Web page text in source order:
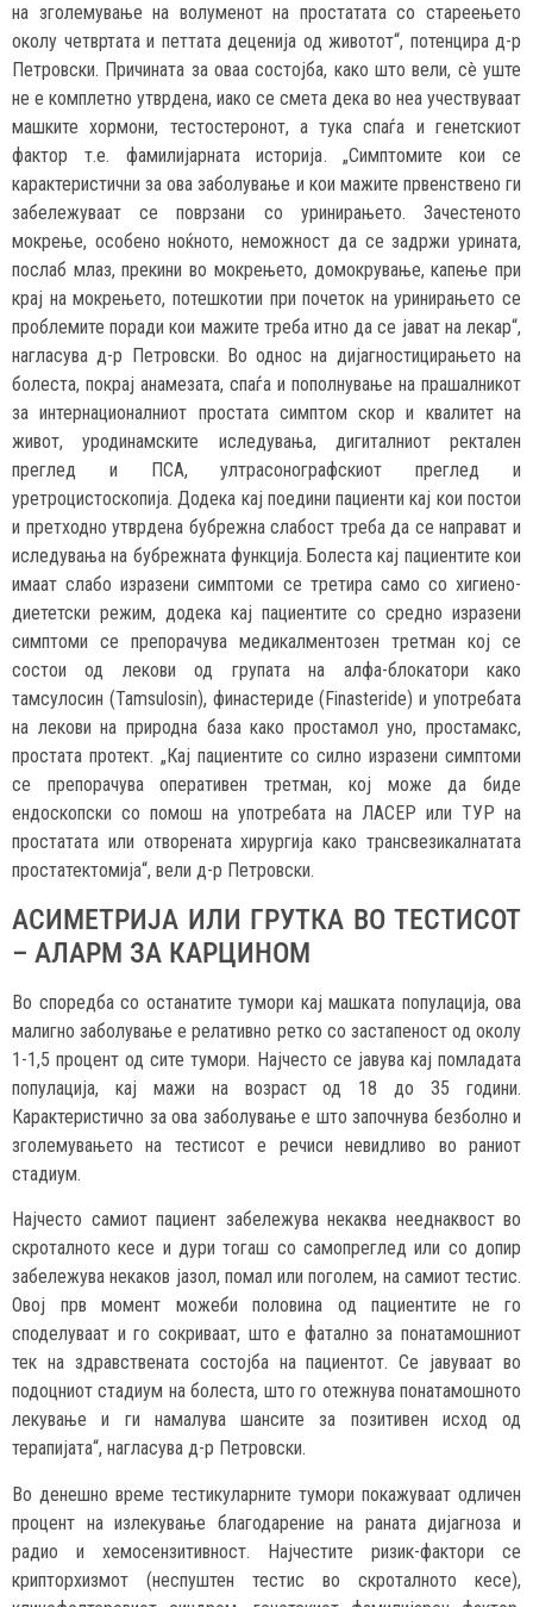
на зголемување на волуменот на простатата со стареењето
околу четвртата и петтата деценија од животот“, потенцира д-р
Петровски. Причината за оваа состојба, како што вели, сè уште
не е комплетно утврдена, иако се смета дека во неа учествуваат
машките хормони, тестостеронот, а тука спаѓа и генетскиот
фактор т.е. фамилијарната историја. „Симптомите кои се
карактеристични за ова заболување и кои мажите првенствено ги
забележуваат се поврзани со уринирањето. Зачестеното
мокрење, особено ноќното, неможност да се задржи урината,
послаб млаз, прекини во мокрењето, домокрување, капење при
крај на мокрењето, потешкотии при почеток на уринирањето се
проблемите поради кои мажите треба итно да се јават на лекар“,
нагласува д-р Петровски. Во однос на дијагностицирањето на
болеста, покрај анамезата, спаѓа и пополнување на прашалникот
за интернационалниот простата симптом скор и квалитет на
живот, уродинамските иследувања, дигиталниот ректален
преглед и ПСА, ултрасонографскиот преглед и
уретроцистоскопија. Додека кај поедини пациенти кај кои постои
и претходно утврдена бубрежна слабост треба да се направат и
иследувања на бубрежната функција. Болеста кај пациентите кои
имаат слабо изразени симптоми се третира само со хигиено-
диететски режим, додека кај пациентите со средно изразени
симптоми се препорачува медикалментозен третман кој се
состои од лекови од групата на алфа-блокатори како
тамсулосин (Tamsulosin), финастериде (Finasteride) и употребата
на лекови на природна база како простамол уно, простамакс,
простата протект. „Кај пациентите со силно изразени симптоми
се препорачува оперативен третман, кој може да биде
ендоскопски со помош на употребата на ЛАСЕР или ТУР на
простатата или отворената хирургија како трансвезикалнатата
простатектомија“, вели д-р Петровски.
АСИМЕТРИЈА ИЛИ ГРУТКА ВО ТЕСТИСОТ
– АЛАРМ ЗА КАРЦИНОМ
Во споредба со останатите тумори кај машката популација, ова
малигно заболување е релативно ретко со застапеност од околу
1-1,5 процент од сите тумори. Најчесто се јавува кај помладата
популација, кај мажи на возраст од 18 до 35 години.
Карактеристично за ова заболување е што започнува безболно и
зголемувањето на тестисот е речиси невидливо во раниот
стадиум.
Најчесто самиот пациент забележува некаква нееднаквост во
скроталното кесе и дури тогаш со самопреглед или со допир
забележува некаков јазол, помал или поголем, на самиот тестис.
Овој прв момент можеби половина од пациентите не го
споделуваат и го сокриваат, што е фатално за понатамошниот
тек на здравствената состојба на пациентот. Се јавуваат во
подоцниот стадиум на болеста, што го отежнува понатамошното
лекување и ги намалува шансите за позитивен исход од
терапијата“, нагласува д-р Петровски.
Во денешно време тестикуларните тумори покажуваат одличен
процент на излекување благодарение на раната дијагноза и
радио и хемосензитивност. Најчестите ризик-фактори се
крипторхизмот (неспуштен тестис во скроталното кесе),